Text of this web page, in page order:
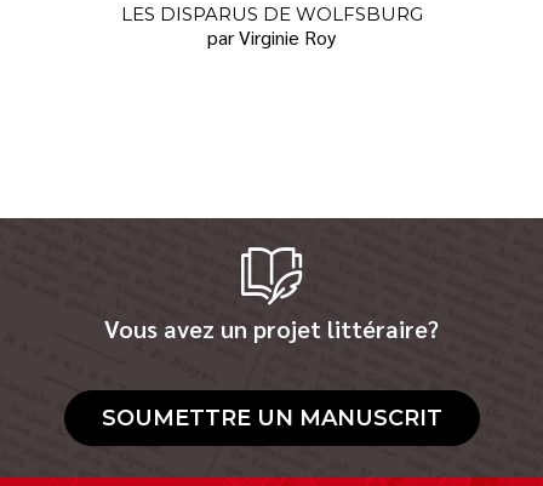
LES DISPARUS DE WOLFSBURG
par Virginie Roy
Vous avez un projet littéraire?
SOUMETTRE UN MANUSCRIT